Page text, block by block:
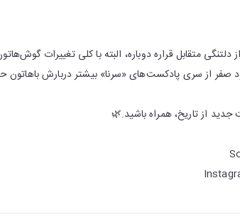
از دلتنگی متقابل قراره دوباره، البته با کلی تغییرات
صفر از سری پادکست‌های «سرنا» بیشتر دربارش باهاتون
جدید از تاریخ، همراه باشید.🌿